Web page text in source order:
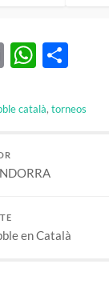
Email
català,torneos
en Català